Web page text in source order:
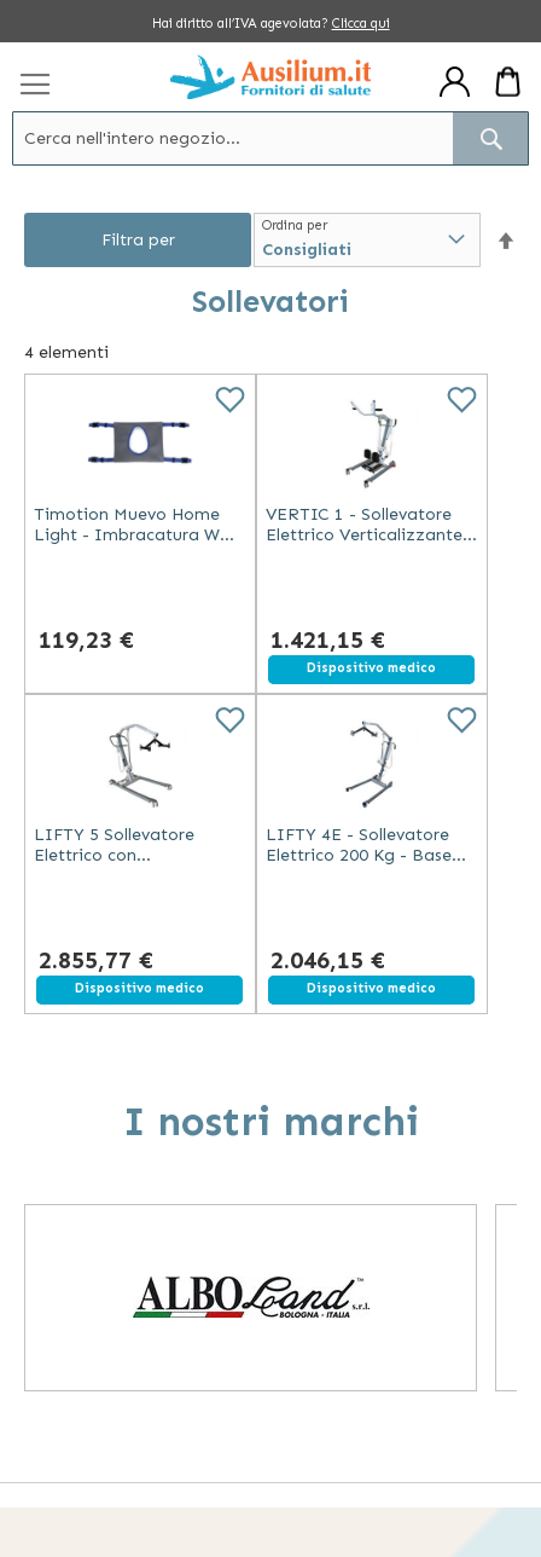
Hai diritto all’IVA agevolata? Clicca qui
Sollevatori
4 elementi
Ordina per
Timotion Muevo Home
Light - Imbracatura WC
119,23 €
VERTIC 1 - Sollevatore
Elettrico Verticalizzante
1.421,15 €
Spedizione gratuita
Dispositivo medico
LIFTY 5 Sollevatore
Elettrico con
2.855,77 €
Spedizione gratuita
Dispositivo medico
LIFTY 4E - Sollevatore
Elettrico 200 Kg - Base
2.046,15 €
Spedizione gratuita
Dispositivo medico
Filtra per
I nostri marchi